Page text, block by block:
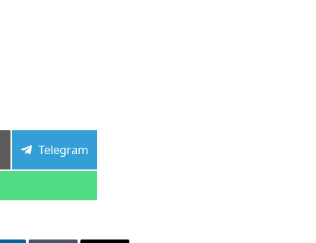
Compartir
Telegram